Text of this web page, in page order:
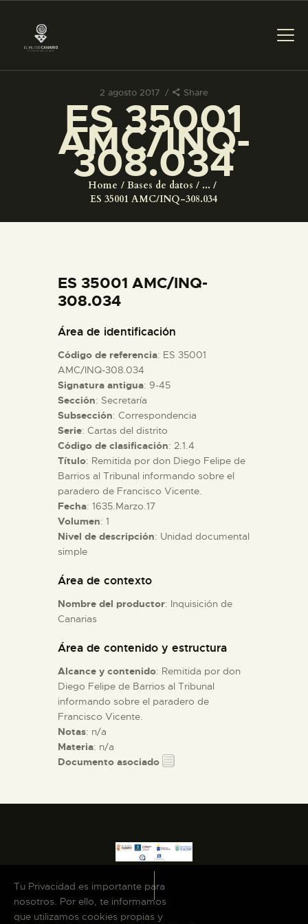
2 agosto 2017 Share
ES 35001
AMC/INQ-
308.034
Home Bases de datos
...
ES 35001 AMC/INQ-308.034
PREPARAR LA VISITA
ACTIVIDADES
COLECCIONES
ESPAÑOL
PREPARAR LA VISITA
ACTIVIDADES
█
EL MUSEO
DIDÁCTICA
ESPAÑOL
ES 35001 AMC/INQ-
308.034
Área de identificación
Código de referencia: ES 35001
AMC/INQ-308.034
Signatura antigua: 9-45
Sección: Secretaría
Subsección: Correspondencia
Serie: Cartas del distrito
Código de clasificación: 2.1.4
Título: Remitida por don Diego Felipe de
Barrios al Tribunal informando sobre el
paradero de Francisco Vicente.
Fecha: 1635.Marzo.17
Volumen: 1
Nivel de descripción: Unidad documental
simple
Área de contexto
Nombre del productor: Inquisición de
Canarias
Área de contenido y estructura
Alcance y contenido: Remitida por don
Diego Felipe de Barrios al Tribunal
informando sobre el paradero de
Francisco Vicente.
Notas: n/a
Materia: n/a
Documento asociado
Tu Privacidad es importante para
nosotros. Por ello, te informamos
que utilizamos cookies propias y